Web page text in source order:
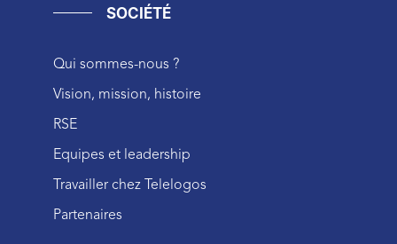
SOCIÉTÉ
Qui sommes-nous ?
Vision, mission, histoire
RSE
Equipes et leadership
Travailler chez Telelogos
Partenaires